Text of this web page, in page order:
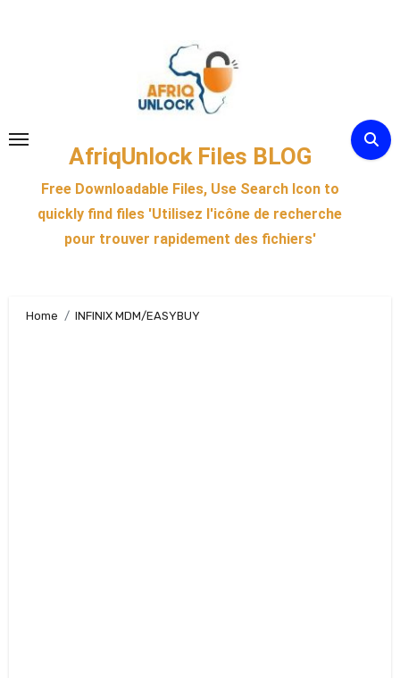
AfriqUnlock Files BLOG
Free Downloadable Files, Use Search Icon to
quickly find files 'Utilisez l'icône de recherche
pour trouver rapidement des fichiers'
Home INFINIX MDM/EASYBUY